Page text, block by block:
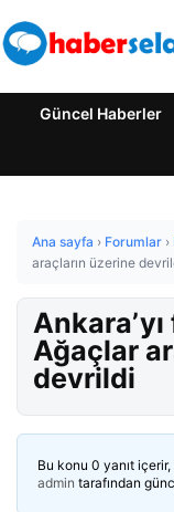
Güncel Haberler
Ana sayfa › Forumlar ›
araçların üzerine
Ağaçlar
devrildi
Bu konu 0 yanıt
admin tarafından